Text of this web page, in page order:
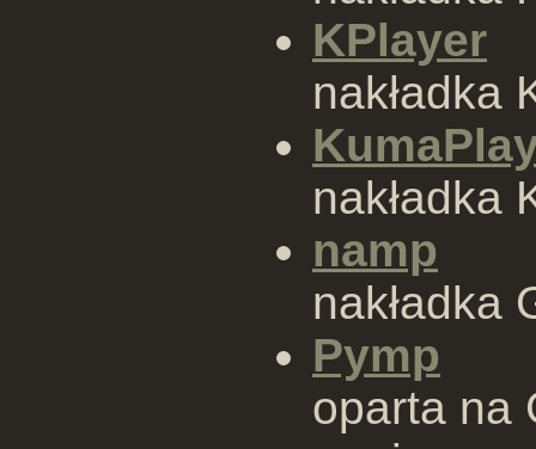
KPlayer
nakładka
nakładka
namp
nakładka
Pymp
oparta na